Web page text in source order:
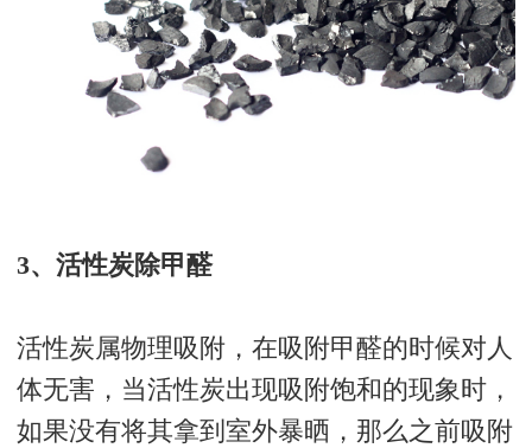
3、活性炭除甲醛
活性炭属物理吸附，在吸附甲醛的时候对人
体无害，当活性炭出现吸附饱和的现象时，
如果没有将其拿到室外暴晒，那么之前吸附